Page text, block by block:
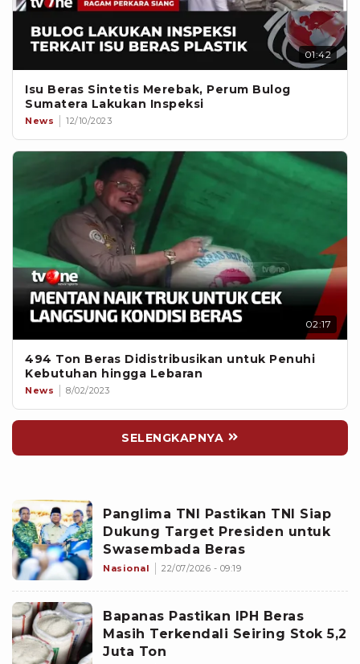
01:42
Isu Beras Sintetis Merebak, Perum Bulog
Sumatera Lakukan Inspeksi
News 12/10/2023
02:17
494 Ton Beras Didistribusikan untuk Penuhi
Kebutuhan hingga Lebaran
News 8/02/2023
SELENGKAPNYA
Panglima TNI Pastikan TNI Siap
Dukung Target Presiden untuk
Swasembada Beras
Nasional 22/07/2026 - 09:19
Bapanas Pastikan IPH Beras
Masih Terkendali Seiring Stok 5,2
Juta Ton